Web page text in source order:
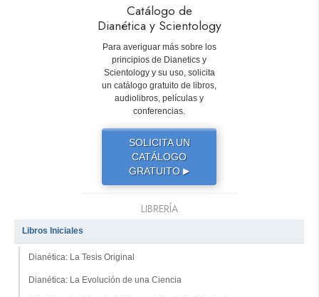
Catálogo de
Dianética y Scientology
Para averiguar más sobre los
principios de Dianetics y
Scientology y su uso, solicita
un catálogo gratuito de libros,
audiolibros, películas y
conferencias.
SOLICITA UN
CATÁLOGO
GRATUITO ▶
LIBRERÍA
Libros Iniciales
Dianética: La Tesis Original
Dianética: La Evolución de una Ciencia